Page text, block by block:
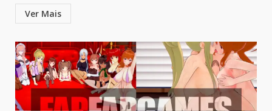
Ver Mais